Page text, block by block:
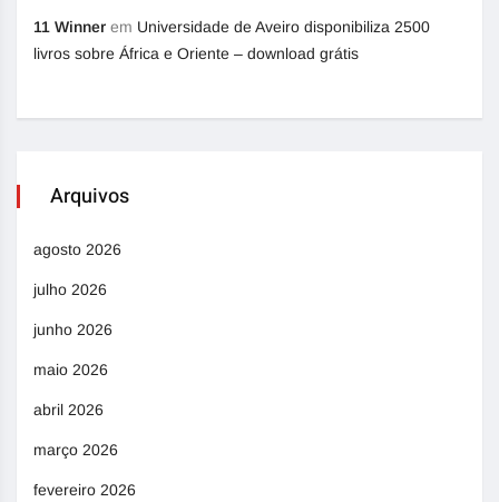
11 Winner em Universidade de Aveiro disponibiliza 2500
livros sobre África e Oriente – download grátis
Arquivos
agosto 2026
julho 2026
junho 2026
maio 2026
abril 2026
março 2026
fevereiro 2026